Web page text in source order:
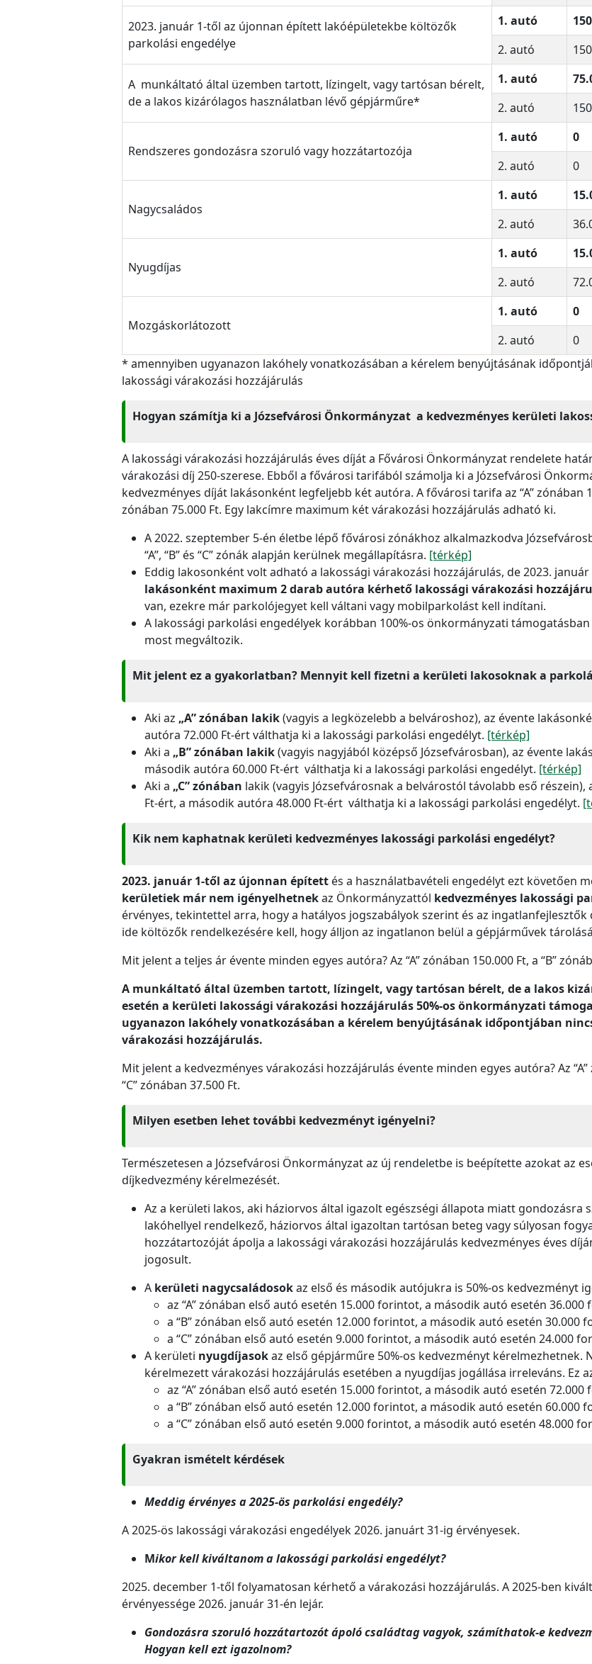
2023. január 1-től az újonnan épített lakóépületekbe költözők
parkolási engedélye
1. autó
2. autó
A munkáltató által üzemben tartott, lízingelt, vagy tartósan bérelt,
de a lakos kizárólagos használatban lévő gépjárműre*
1. autó
2. autó
Rendszeres gondozásra szoruló vagy hozzátartozója
1. autó 0
2. autó
0
Nagycsaládos
1. autó
2. autó
Nyugdíjas
1. autó
2. autó
Mozgáskorlátozott
1. autó 0
2. autó
0
* amennyiben ugyanazon lakóhely vonatkozásában a kérelem benyújtásának
lakossági várakozási hozzájárulás
Hogyan számítja ki a Józsefvárosi Önkormányzat a kedvezményes kerületi
A lakossági várakozási hozzájárulás éves díját a Fővárosi Önkormányzat rendelete
várakozási díj 250-szerese. Ebből a fővárosi tarifából számolja ki a Józsefvárosi
kedvezményes díját lakásonként legfeljebb két autóra. A fővárosi tarifa az “A” zónában
zónában 75.000 Ft. Egy lakcímre maximum két várakozási hozzájárulás adható ki.
A 2022. szeptember 5-én életbe lépő fővárosi zónákhoz alkalmazkodva
“A”, “B” és “C” zónák alapján kerülnek megállapításra. [térkép]
Eddig lakosonként volt adható a lakossági várakozási hozzájárulás, de 2023.
lakásonként maximum 2 darab autóra kérhető lakossági várakozási
van, ezekre már parkolójegyet kell váltani vagy mobilparkolást kell indítani.
A lakossági parkolási engedélyek korábban 100%-os önkormányzati
most megváltozik.
Mit jelent ez a gyakorlatban? Mennyit kell fizetni a kerületi lakosoknak a
Aki az „A” zónában lakik(vagyis a legközelebb a belvároshoz), az évente
autóra 72.000 Ft-ért válthatja ki a lakossági parkolási engedélyt. [térkép]
Aki a „B” zónában lakik(vagyis nagyjából középső Józsefvárosban), az évente
második autóra 60.000 Ft-ért válthatja ki a lakossági parkolási engedélyt. [térkép]
Aki a „C” zónában lakik (vagyis Józsefvárosnak a belvárostól távolabb eső
Ft-ért, a második autóra 48.000 Ft-ért válthatja ki a lakossági parkolási engedélyt.
Kik nem kaphatnak kerületi kedvezményes lakossági parkolási engedélyt?
2023. január 1-től az újonnan épített és a használatbavételi engedélyt ezt követően
kerületiek már nem igényelhetnekaz Önkormányzattól kedvezményes lakossági
érvényes, tekintettel arra, hogy a hatályos jogszabályok szerint és az
ide költözők rendelkezésére kell, hogy álljon az ingatlanon belül a gépjárművek
Mit jelent a teljes ár évente minden egyes autóra? Az “A” zónában 150.000 Ft, a “B”
A munkáltató által üzemben tartott, lízingelt, vagy tartósan bérelt, de a lakos
esetén a kerületi lakossági várakozási hozzájárulás 50%-os önkormányzati
ugyanazon lakóhely vonatkozásában a kérelem benyújtásának időpontjában
várakozási hozzájárulás.
Mit jelent a kedvezményes várakozási hozzájárulás évente minden egyes autóra? Az “A”
“C” zónában 37.500 Ft.
Milyen esetben lehet további kedvezményt igényelni?
Természetesen a Józsefvárosi Önkormányzat az új rendeletbe is beépítette azokat az
díjkedvezmény kérelmezését.
Az a kerületi lakos, aki háziorvos által igazolt egészségi állapota miatt gondozásra
lakóhellyel rendelkező, háziorvos által igazoltan tartósan beteg vagy súlyosan
hozzátartozóját ápolja a lakossági várakozási hozzájárulás kedvezményes éves
jogosult.
A kerületi nagycsaládosokaz első és második autójukra is 50%-os kedvezményt
az “A” zónában első autó esetén 15.000 forintot, a második autó esetén 36.000
a “B” zónában első autó esetén 12.000 forintot, a második autó esetén 30.000
a “C” zónában első autó esetén 9.000 forintot, a második autó esetén 24.000
A kerületi nyugdíjasokaz első gépjárműre 50%-os kedvezményt kérelmezhetnek.
kérelmezett várakozási hozzájárulás esetében a nyugdíjas jogállása irreleváns. Ez
az “A” zónában első autó esetén 15.000 forintot, a második autó esetén 72.000
a “B” zónában első autó esetén 12.000 forintot, a második autó esetén 60.000
a “C” zónában első autó esetén 9.000 forintot, a második autó esetén 48.000
Gyakran ismételt kérdések
Meddig érvényes a 2025-ös parkolási engedély?
A 2025-ös lakossági várakozási engedélyek 2026. januárt 31-ig érvényesek.
Mikor kell kiváltanom a lakossági parkolási engedélyt?
2025. december 1-től folyamatosan kérhető a várakozási hozzájárulás. A 2025-ben
érvényessége 2026. január 31-én lejár.
Gondozásra szoruló hozzátartozót ápoló családtag vagyok, számíthatok-e
Hogyan kell ezt igazolnom?